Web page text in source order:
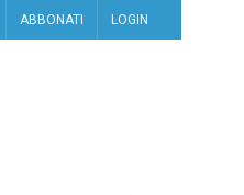
ABBONATI LOGIN